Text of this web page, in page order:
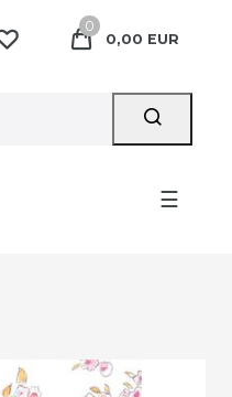
0
0,00 EUR
☰